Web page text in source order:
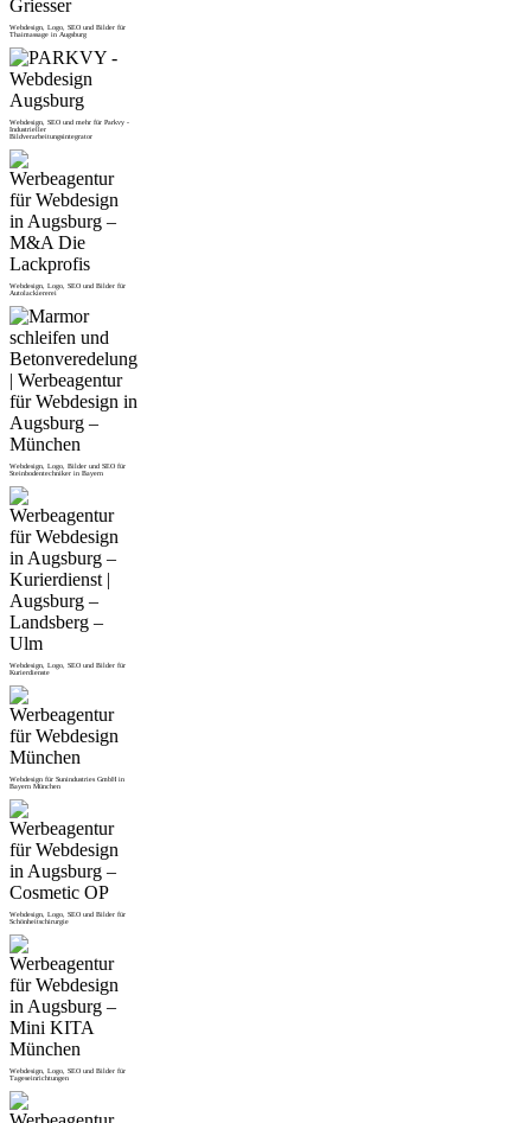
Webdesign, Logo, SEO und Bilder für
Thaimassage in Augsburg
Webdesign, SEO und mehr für Parkvy -
Industrieller
Bildverarbeitungsintegrator
Webdesign, Logo, SEO und Bilder für
Autolackiererei
Webdesign, Logo, Bilder und SEO für
Steinbodentechniker in Bayern
Webdesign, Logo, SEO und Bilder für
Kurierdienste
Webdesign für Sunindustries GmbH in
Bayern München
Webdesign, Logo, SEO und Bilder für
Schönheitschirurgie
Webdesign, Logo, SEO und Bilder für
Tageseinrichtungen